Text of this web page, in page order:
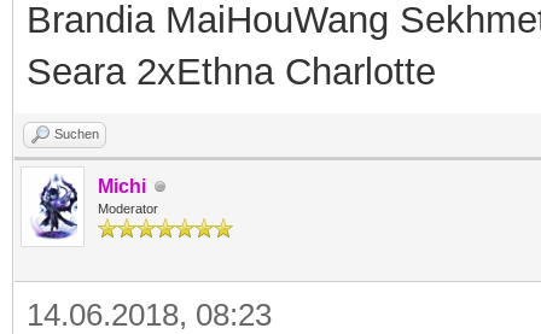
Brandia MaiHouWang
Seara 2xEthna Charlotte
Suchen
Michi
Moderator
14.06.2018, 08:23